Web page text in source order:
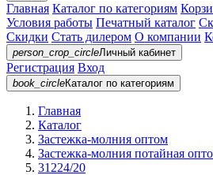
Главная Каталог по категориям
Условия работы Печатный каталог
Скидки Стать дилером О компании
person_crop_circleЛичный кабинет
Регистрация Вход
book_circleКаталог по категориям
Главная
Каталог
Застежка-молния оптом
Застежка-молния потайная
31224/20